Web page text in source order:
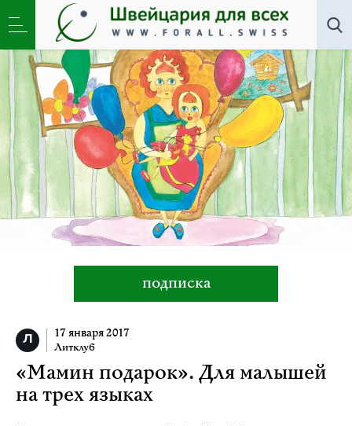
Литклуб»«Мамин подарок». Для малышей на трех
языках
подписка
17 января 2017
Литклуб
«Мамин подарок». Для малышей
на трех языках